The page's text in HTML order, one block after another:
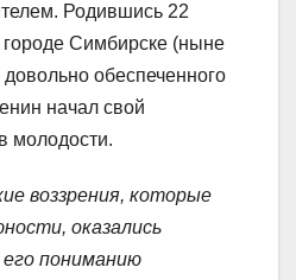
Родившись 22
городе Симбирске (ныне
обеспеченного
начал свой
молодости.
воззрения, которые
оказались
пониманию